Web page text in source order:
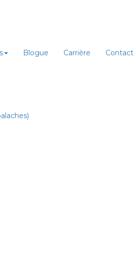
Blogue Carrière Contact